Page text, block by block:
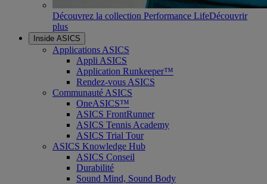
Découvrez la collection Performance LifeDécouvrir
plus
Inside ASICS
Applications ASICS
Appli ASICS
Application Runkeeper™
Rendez-vous ASICS
Communauté ASICS
OneASICS™
ASICS FrontRunner
ASICS Tennis Academy
ASICS Trial Tour
ASICS Knowledge Hub
ASICS Conseil
Durabilité
Sound Mind, Sound Body